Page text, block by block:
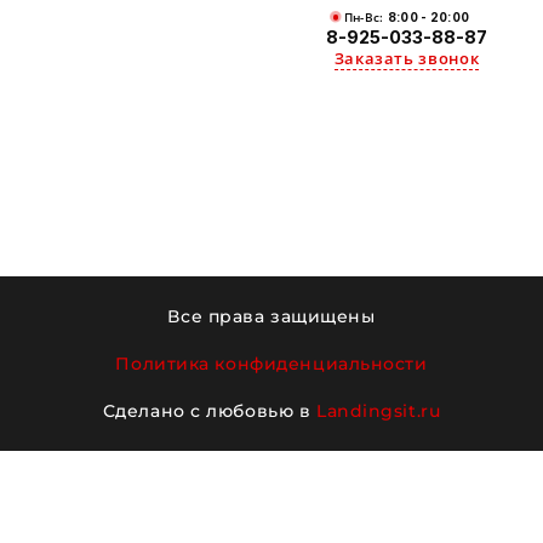
Пн-Вс: 8:00 - 20:00
8-925-033-88-87
Заказать звонок
Все права защищены
Политика конфиденциальности
Сделано с любовью в Landingsit.ru